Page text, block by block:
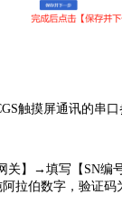
触摸屏通讯的串
】→填写【SN编
拉伯数字，验证